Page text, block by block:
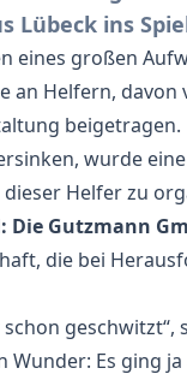
Lübeck ins
eines großen
an Helfern, davon
beigetragen.
wurde
Helfer zu
Die Gutzmann
die bei
geschwitzt“,
Wunder: Es ging